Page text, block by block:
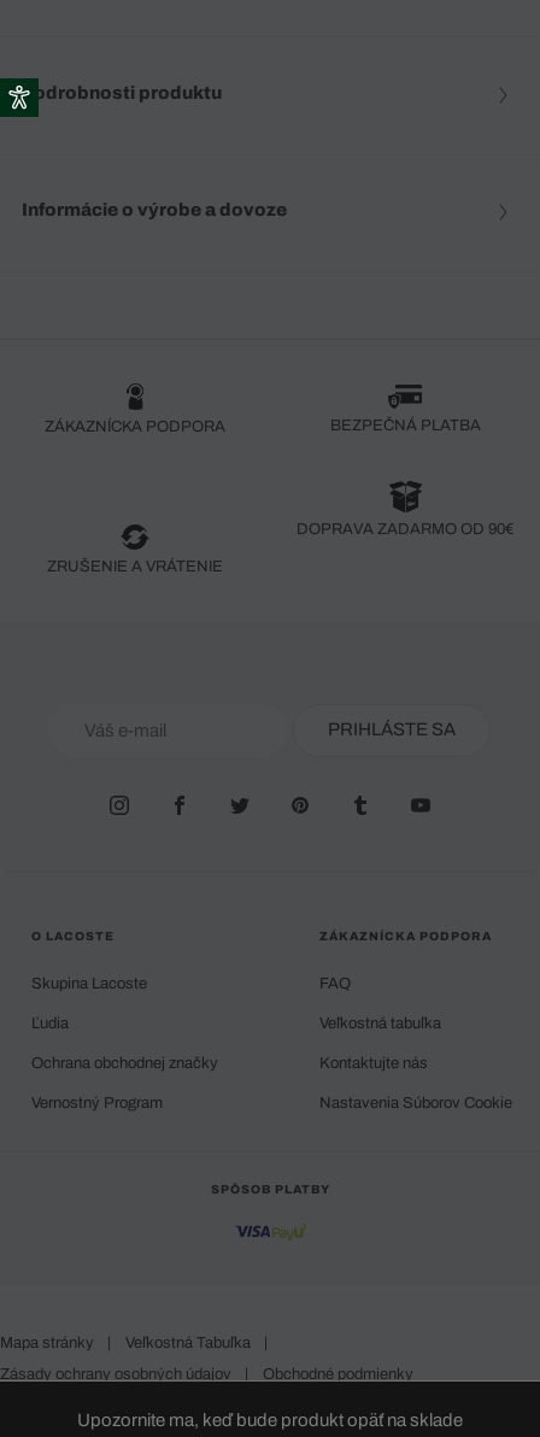
Podrobnosti produktu
Informácie o výrobe a dovoze
Upozornite ma, keď bude produkt opäť na sklade
ZÁKAZNÍCKA PODPORA BEZPEČNÁ PLATBA
ZRUŠENIE A VRÁTENIE
DOPRAVA ZADARMO OD 90€
PRIHLÁSTE SA
O LACOSTE
Skupina Lacoste
Ľudia
Ochrana obchodnej značky
Vernostný Program
ZÁKAZNÍCKA PODPORA
FAQ
Veľkostná tabuľka
Kontaktujte nás
Nastavenia Súborov Cookie
SPÔSOB PLATBY
Mapa stránky | Veľkostná Tabuľka
|
Zásady ochrany osobných údajov
| Obchodné podmienky